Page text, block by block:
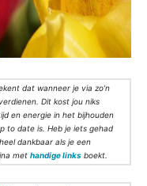
dat wanneer je via zo’n
Dit kost jou niks
en energie in het bijhouden
to date is. Heb je iets gehad
dankbaar als je een
met handige links boekt.